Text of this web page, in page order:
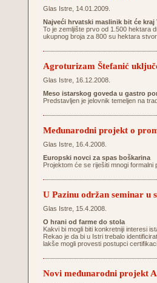
Glas Istre, 14.01.2009.
Najveći hrvatski maslinik bit će kraj
To je zemljište prvo od 1.500 hektara
ukupnog broja za 800 su hektara
Agroturizam Štefanić
Glas Istre, 16.12.2008.
Meso istarskog goveda u gastro
Predstavljen je jelovnik temeljen na
Međunarodni projekt o
Glas Istre, 16.4.2008.
Europski novci za spas boškarina
Projektom će se riješiti mnogi
U Pazinu održan seminar
Glas Istre, 15.4.2008.
O hrani od farme do stola
Kakvi bi mogli biti konkretniji interesi
Rekao je da bi u Istri trebalo
lakše mogli provesti postupci
Novi međunarodni projekt